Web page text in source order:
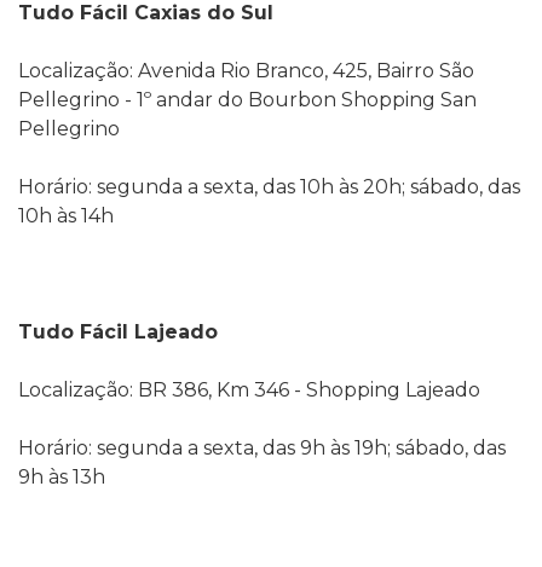
Tudo Fácil Caxias do Sul
Localização: Avenida Rio Branco, 425, Bairro São
Pellegrino - 1º andar do Bourbon Shopping San
Pellegrino
Horário: segunda a sexta, das 10h às 20h; sábado, das
10h às 14h
Tudo Fácil Lajeado
Localização: BR 386, Km 346 - Shopping Lajeado
Horário: segunda a sexta, das 9h às 19h; sábado, das
9h às 13h